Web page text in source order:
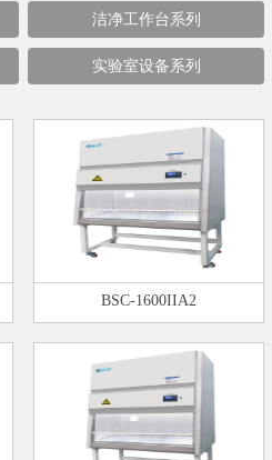
洁净工作台系列
实验室设备系列
BSC-1600IIA2